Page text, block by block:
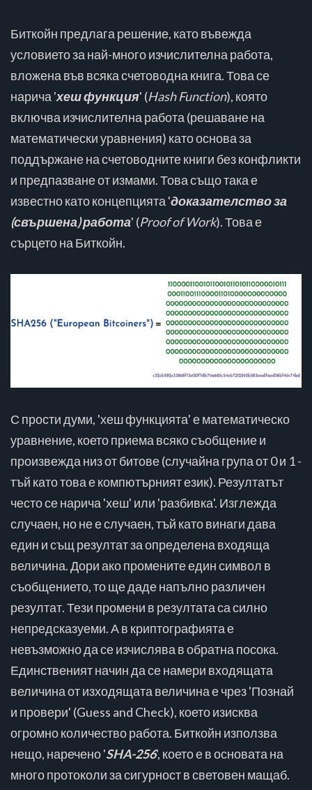
Биткойн предлага решение, като въвежда
условието за най-много изчислителна работа,
вложена във всяка счетоводна книга. Това се
нарича 'хеш функция' (Hash Function), която
включва изчислителна работа (решаване на
математически уравнения) като основа за
поддържане на счетоводните книги без конфликти
и предпазване от измами. Това също така е
известно като концепцията 'доказателство за
(свършена) работа' (Proof of Work). Това е
сърцето на Биткойн.
С прости думи, 'хеш функцията' е математическо
уравнение, което приема всяко съобщение и
произвежда низ от битове (случайна група от 0 и 1 -
тъй като това е компютърният език). Резултатът
често се нарича 'хеш' или 'разбивка'. Изглежда
случаен, но не е случаен, тъй като винаги дава
един и същ резултат за определена входяща
величина. Дори ако промените един символ в
съобщението, то ще даде напълно различен
резултат. Тези промени в резултата са силно
непредсказуеми. А в криптографията е
невъзможно да се изчислява в обратна посока.
Единственият начин да се намери входящата
величина от изходящата величина е чрез 'Познай
и провери' (Guess and Check), което изисква
огромно количество работа. Биткойн използва
нещо, наречено 'SHA-256', което е в основата на
много протоколи за сигурност в световен мащаб.